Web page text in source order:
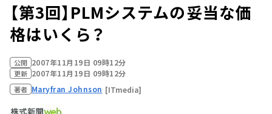
【第3回】PLMシステムの妥当な価
格はいくら？
公開 2007年11月19日 09時12分
更新 2007年11月19日 09時12分
著者 Maryfran Johnson [ITmedia]